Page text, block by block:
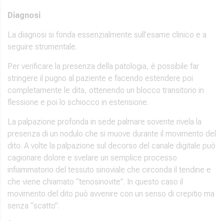
Diagnosi
La diagnosi si fonda essenzialmente sull’esame clinico e a
seguire strumentale.
Per verificare la presenza della patologia, è possibile far
stringere il pugno al paziente e facendo estendere poi
completamente le dita, ottenendo un blocco transitorio in
flessione e poi lo schiocco in estensione.
La palpazione profonda in sede palmare sovente rivela la
presenza di un nodulo che si muove durante il movimento del
dito. A volte la palpazione sul decorso del canale digitale può
cagionare dolore e svelare un semplice processo
infiammatorio del tessuto sinoviale che circonda il tendine e
che viene chiamato “tenosinovite”. In questo caso il
movimento del dito può avvenire con un senso di crepitio ma
senza “scatto”.